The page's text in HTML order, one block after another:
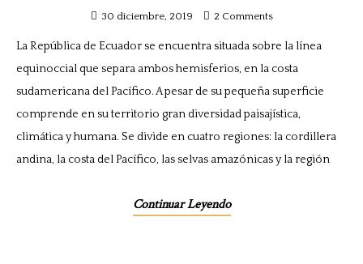
30 diciembre, 2019 2 Comments
La República de Ecuador se encuentra situada sobre la línea
equinoccial que separa ambos hemisferios, en la costa
sudamericana del Pacífico. A pesar de su pequeña superficie
comprende en su territorio gran diversidad paisajística,
climática y humana. Se divide en cuatro regiones: la cordillera
andina, la costa del Pacífico, las selvas amazónicas y la región
Continuar Leyendo